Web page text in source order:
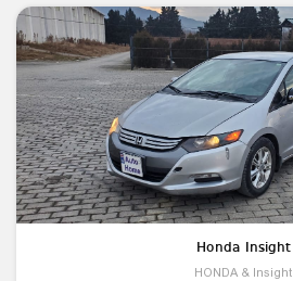
Honda Insight
HONDA & Insight